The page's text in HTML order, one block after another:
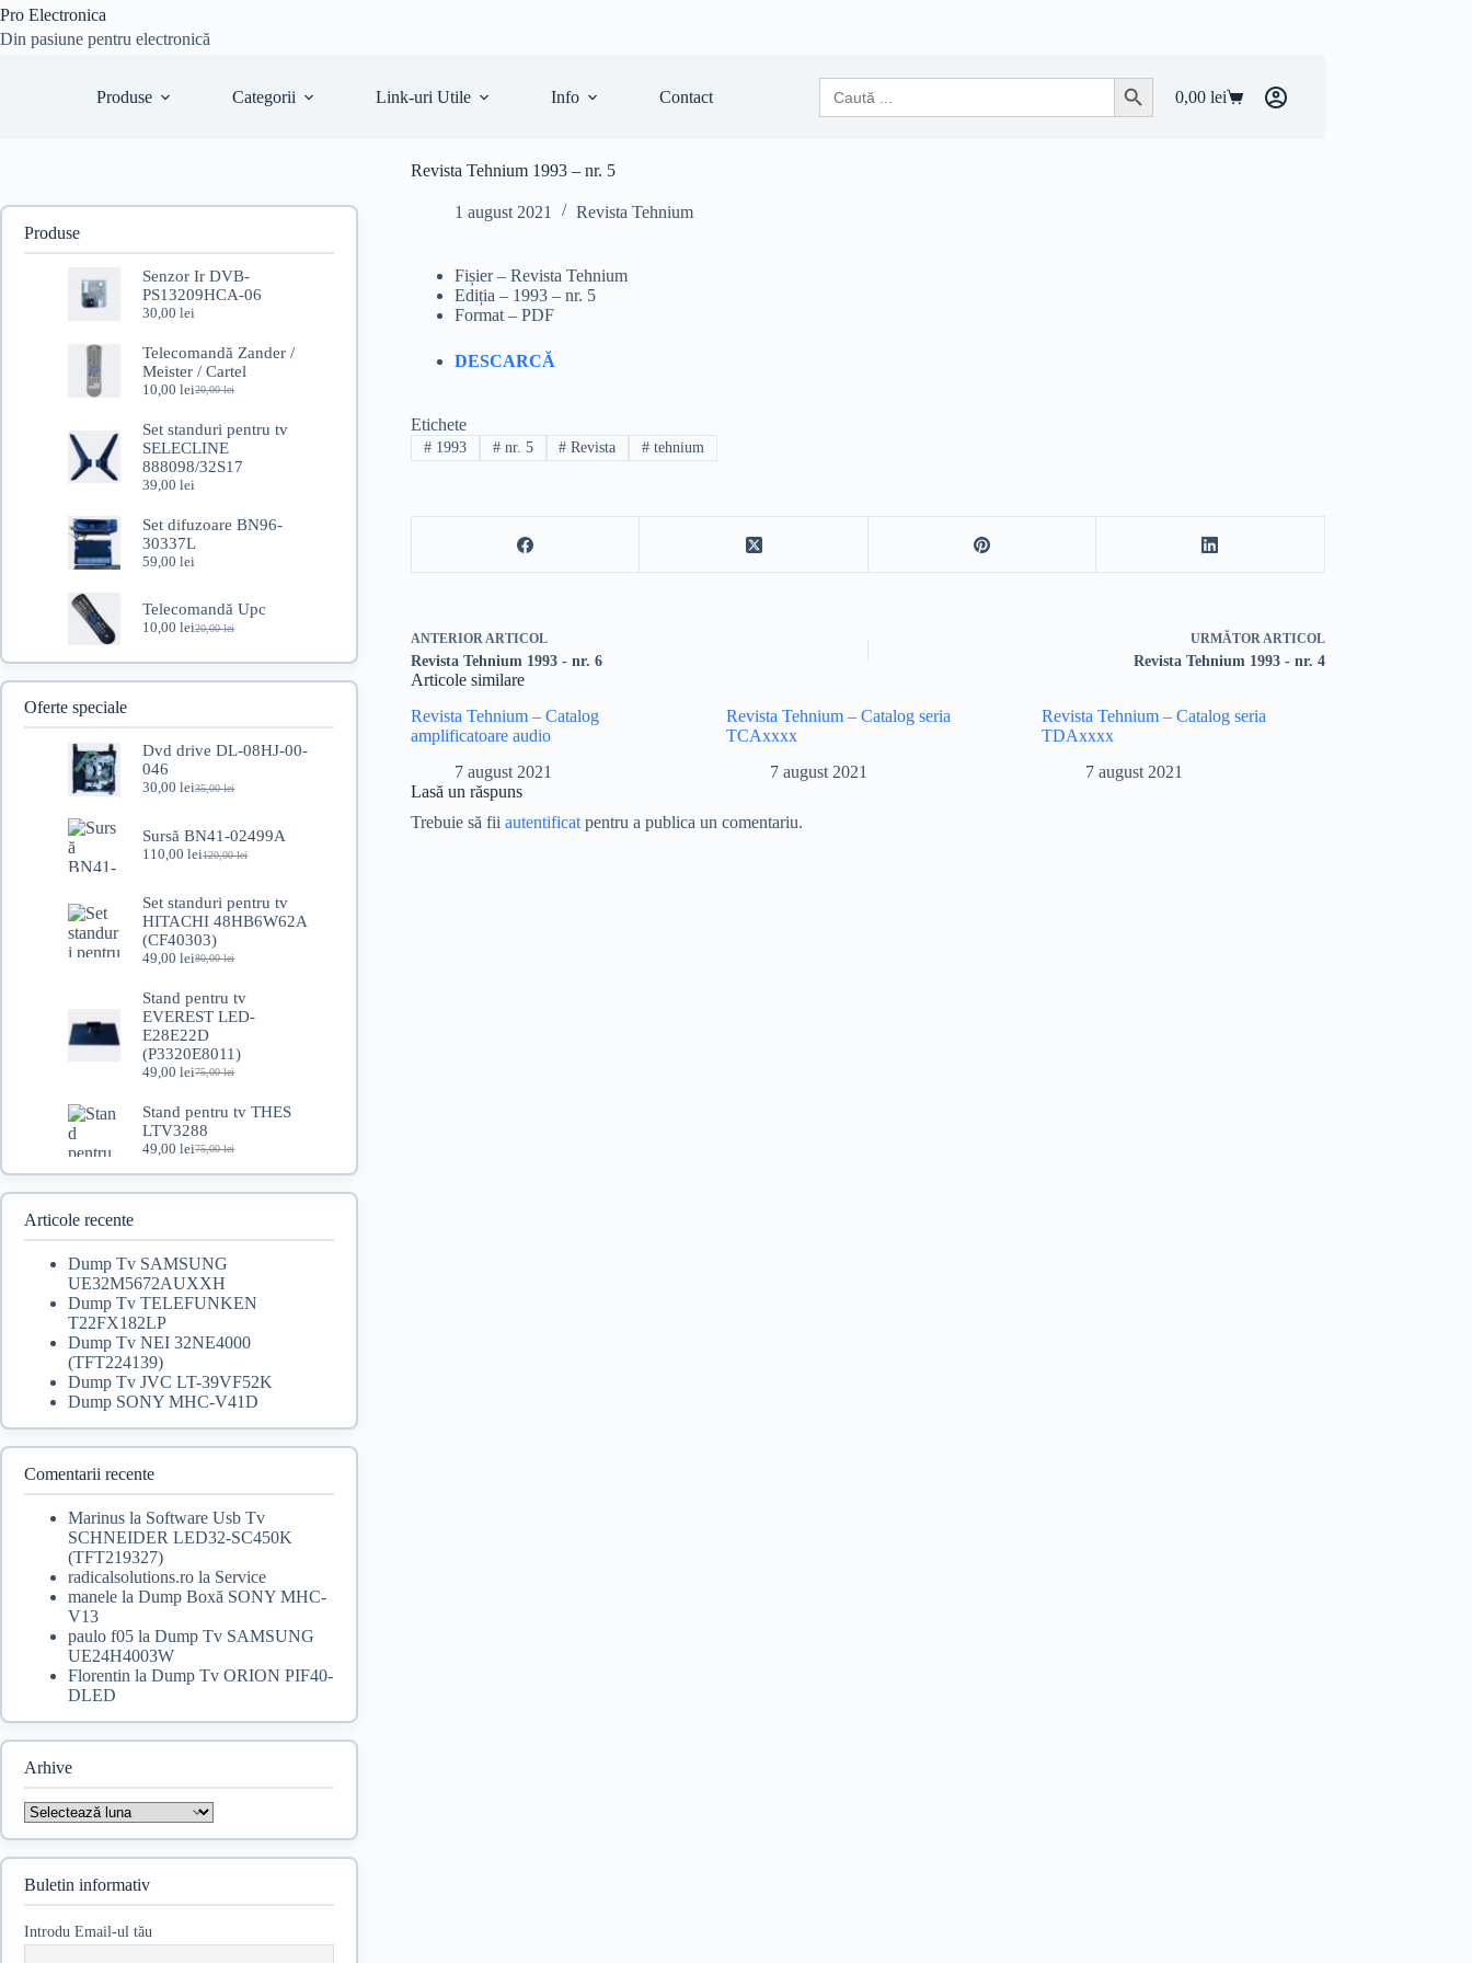
Sari
conținut
Pro Electronica
Din pasiune pentru electronică
Produse Categorii Link-uri Utile Info Contact
Search
for:
Search ButtonCoș
0,00 lei
Revista Tehnium 1993 – nr. 5
1 august 2021 Revista Tehnium
Fișier – Revista Tehnium
Ediția – 1993 – nr. 5
Format – PDF
DESCARCĂ
Etichete
#1993 #nr. 5 # Revista # tehnium
ANTERIORARTICOL
Revista Tehnium 1993 - nr. 6
URMĂTORARTICOL
Revista Tehnium 1993 - nr. 4
Articole similare
Revista Tehnium – Catalog
amplificatoare audio
7 august 2021
Revista Tehnium – Catalog seria
TCAxxxx
7 august 2021
Revista Tehnium – Catalog seria
TDAxxxx
7 august 2021
Lasă un răspuns
Trebuie să fii autentificatpentru a publica un comentariu.
Produse
Senzor Ir DVB-
PS13209HCA-06
30,00lei
Telecomandă Zander /
Meister / Cartel
20,00lei
Prețul
a
fost:
20,00 lei.
10,00leiPrețul
este:
10,00 lei.
Set standuri pentru tv
SELECLINE
888098/32S17
39,00lei
Set difuzoare BN96-
30337L
59,00lei
Telecomandă Upc
20,00lei
Prețul
fost:
10,00leiPrețul
10,00 lei.
Oferte speciale
Dvd drive DL-08HJ-00-
046
35,00lei
Prețul
a
fost:
35,00 lei.
30,00leiPrețul
este:
30,00 lei.
Sursă BN41-02499A
120,00lei
Prețul
a
fost:
120,00 lei.
110,00leiPrețul
este:
110,00 lei.
Set standuri pentru tv
HITACHI 48HB6W62A
(CF40303)
80,00lei
Prețul
a
fost:
80,00 lei.
49,00leiPrețul
este:
49,00 lei.
Stand pentru tv
EVEREST LED-
E28E22D
(P3320E8011)
75,00lei
Prețul
a
fost:
75,00 lei.
49,00leiPrețul
este:
49,00 lei.
Stand pentru tv THES
LTV3288
75,00lei
Prețul
inițial
a
49,00leiPrețul
curent
este:
Articole recente
Dump Tv SAMSUNG
UE32M5672AUXXH
Dump Tv TELEFUNKEN
T22FX182LP
Dump Tv NEI 32NE4000
(TFT224139)
Dump Tv JVC LT-39VF52K
Dump SONY MHC-V41D
Comentarii recente
Marinusla Software Usb Tv
SCHNEIDER LED32-SC450K
(TFT219327)
radicalsolutions.rola Service
manelela Dump Boxă SONY MHC-
V13
paulo f05la Dump Tv SAMSUNG
UE24H4003W
Florentin la Dump Tv ORION PIF40-
DLED
Arhive
Arhive
Buletin informativ
Introdu Email-ul tău